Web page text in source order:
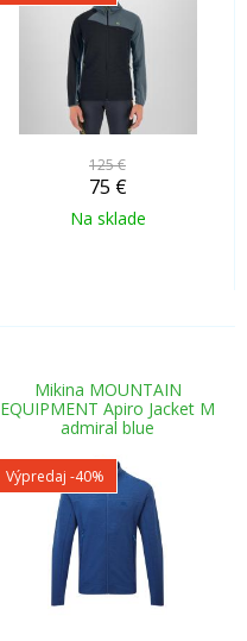
125 €
75 €
Na sklade
Mikina MOUNTAIN
EQUIPMENT Apiro Jacket M
admiral blue
Výpredaj -40%